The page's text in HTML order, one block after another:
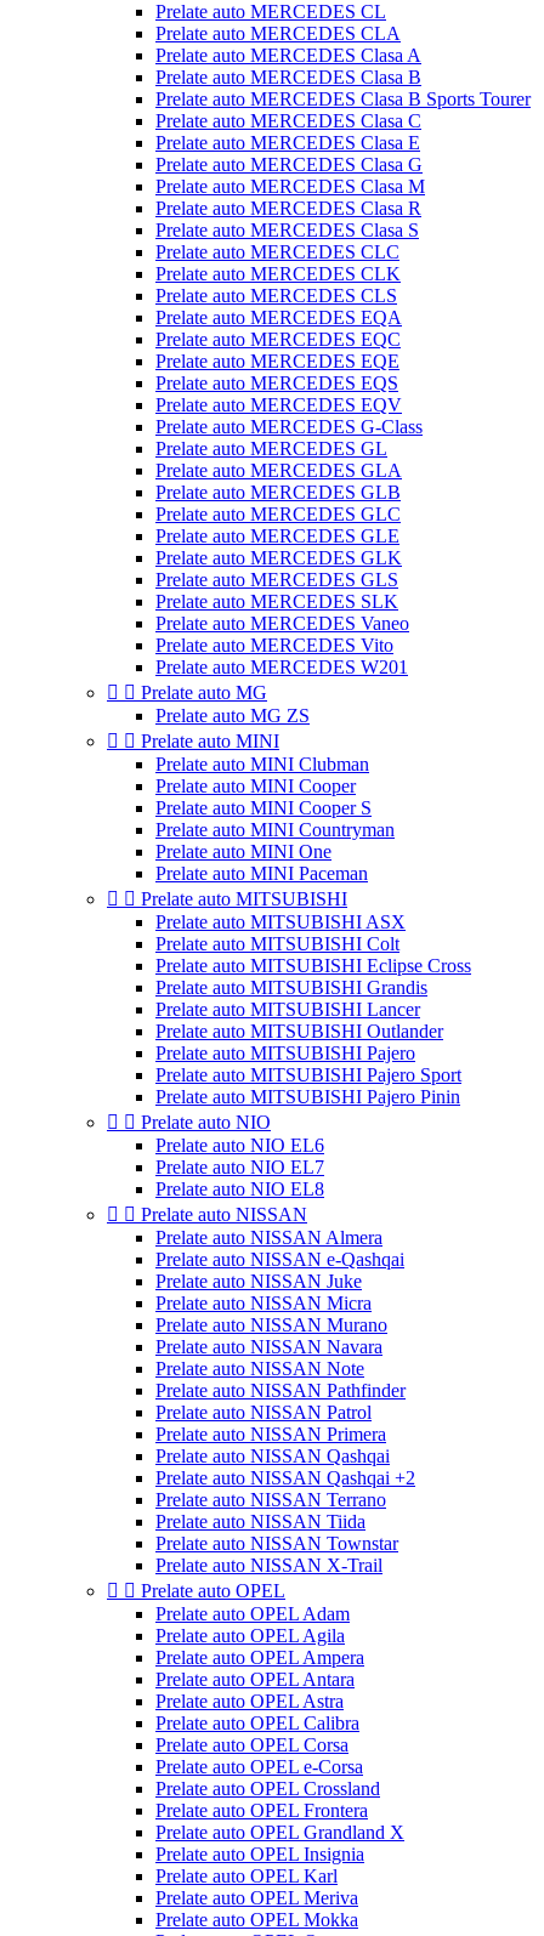
Prelate auto MERCEDES CL
Prelate auto MERCEDES CLA
Prelate auto MERCEDES Clasa A
Prelate auto MERCEDES Clasa B
Prelate auto MERCEDES Clasa B Sports Tourer
Prelate auto MERCEDES Clasa C
Prelate auto MERCEDES Clasa E
Prelate auto MERCEDES Clasa G
Prelate auto MERCEDES Clasa M
Prelate auto MERCEDES Clasa R
Prelate auto MERCEDES Clasa S
Prelate auto MERCEDES CLC
Prelate auto MERCEDES CLK
Prelate auto MERCEDES CLS
Prelate auto MERCEDES EQA
Prelate auto MERCEDES EQC
Prelate auto MERCEDES EQE
Prelate auto MERCEDES EQS
Prelate auto MERCEDES EQV
Prelate auto MERCEDES G-Class
Prelate auto MERCEDES GL
Prelate auto MERCEDES GLA
Prelate auto MERCEDES GLB
Prelate auto MERCEDES GLC
Prelate auto MERCEDES GLE
Prelate auto MERCEDES GLK
Prelate auto MERCEDES GLS
Prelate auto MERCEDES SLK
Prelate auto MERCEDES Vaneo
Prelate auto MERCEDES Vito
Prelate auto MERCEDES W201
  Prelate auto MG
Prelate auto MG ZS
  Prelate auto MINI
Prelate auto MINI Clubman
Prelate auto MINI Cooper
Prelate auto MINI Cooper S
Prelate auto MINI Countryman
Prelate auto MINI One
Prelate auto MINI Paceman
  Prelate auto MITSUBISHI
Prelate auto MITSUBISHI ASX
Prelate auto MITSUBISHI Colt
Prelate auto MITSUBISHI Eclipse Cross
Prelate auto MITSUBISHI Grandis
Prelate auto MITSUBISHI Lancer
Prelate auto MITSUBISHI Outlander
Prelate auto MITSUBISHI Pajero
Prelate auto MITSUBISHI Pajero Sport
Prelate auto MITSUBISHI Pajero Pinin
  Prelate auto NIO
Prelate auto NIO EL6
Prelate auto NIO EL7
Prelate auto NIO EL8
  Prelate auto NISSAN
Prelate auto NISSAN Almera
Prelate auto NISSAN e-Qashqai
Prelate auto NISSAN Juke
Prelate auto NISSAN Micra
Prelate auto NISSAN Murano
Prelate auto NISSAN Navara
Prelate auto NISSAN Note
Prelate auto NISSAN Pathfinder
Prelate auto NISSAN Patrol
Prelate auto NISSAN Primera
Prelate auto NISSAN Qashqai
Prelate auto NISSAN Qashqai +2
Prelate auto NISSAN Terrano
Prelate auto NISSAN Tiida
Prelate auto NISSAN Townstar
Prelate auto NISSAN X-Trail
  Prelate auto OPEL
Prelate auto OPEL Adam
Prelate auto OPEL Agila
Prelate auto OPEL Ampera
Prelate auto OPEL Antara
Prelate auto OPEL Astra
Prelate auto OPEL Calibra
Prelate auto OPEL Corsa
Prelate auto OPEL e-Corsa
Prelate auto OPEL Crossland
Prelate auto OPEL Frontera
Prelate auto OPEL Grandland X
Prelate auto OPEL Insignia
Prelate auto OPEL Karl
Prelate auto OPEL Meriva
Prelate auto OPEL Mokka